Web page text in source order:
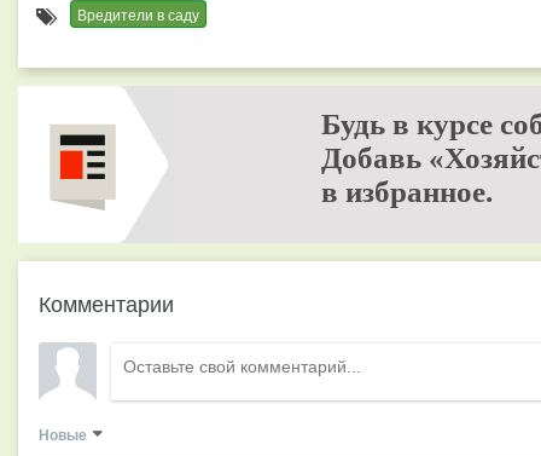
Вредители в саду
Будь в курсе
Добавь
в избранное.
Комментарии
Новые